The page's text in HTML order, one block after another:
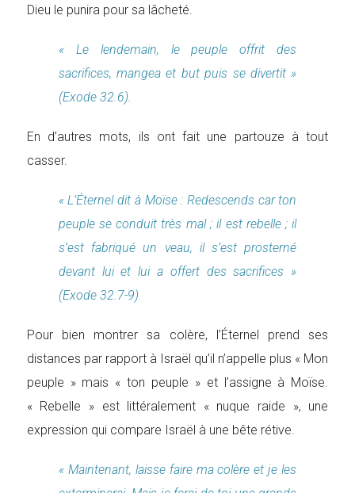
Dieu le punira pour sa lâcheté.
« Le lendemain, le peuple offrit des
sacrifices, mangea et but puis se divertit »
(Exode 32.6).
En d’autres mots, ils ont fait une partouze à tout
casser.
« L’Éternel dit à Moïse : Redescends car ton
peuple se conduit très mal ; il est rebelle ; il
s’est fabriqué un veau, il s’est prosterné
devant lui et lui a offert des sacrifices »
(Exode 32.7-9).
Pour bien montrer sa colère, l’Éternel prend ses
distances par rapport à Israël qu’il n’appelle plus « Mon
peuple » mais « ton peuple » et l’assigne à Moïse.
« Rebelle » est littéralement « nuque raide », une
expression qui compare Israël à une bête rétive.
« Maintenant, laisse faire ma colère et je les